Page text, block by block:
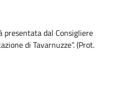
dal Consigliere
di Tavarnuzze”. (Prot.